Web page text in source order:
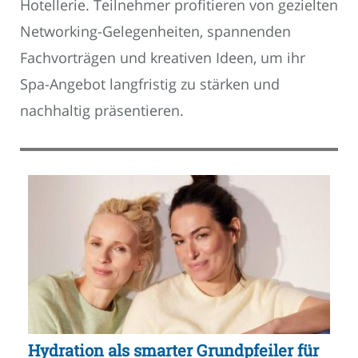
Hotellerie. Teilnehmer profitieren von gezielten
Networking-Gelegenheiten, spannenden
Fachvorträgen und kreativen Ideen, um ihr
Spa-Angebot langfristig zu stärken und
nachhaltig präsentieren.
Hydration als smarter Grundpfeiler für